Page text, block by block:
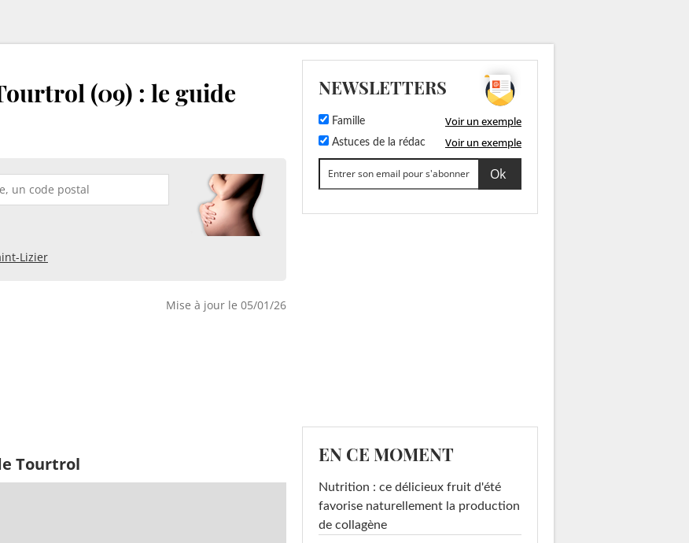
(09) : le guide
Lizier
Mise à jour le 05/01/26
Tourtrol
NEWSLETTERS
Famille Voir un exemple
Astuces de la rédac Voir un exemple
EN CE MOMENT
Nutrition : ce délicieux fruit d'été
favorise naturellement la production
de collagène